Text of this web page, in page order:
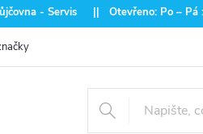
- Servis || Otevřeno: Po – Pá